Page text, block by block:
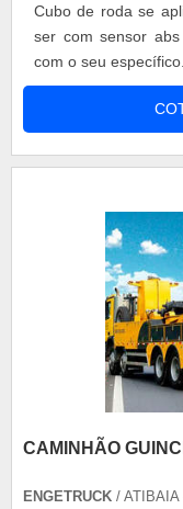
Cubo de roda se
ser com sensor
com o seu específico.
CAMINHÃO
ENGETRUCK / ATIBAIA